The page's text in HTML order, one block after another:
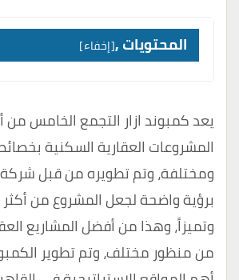
المحتويات , إخفاء
يعد كمبوند ازار التجمع الخامس
المشروعات العقارية السكنية
برؤية واضحة لجعل المشروع من
وتميزاً، وهذا من أفضل المشاريع
من منظور مختلف، وتم تطوير